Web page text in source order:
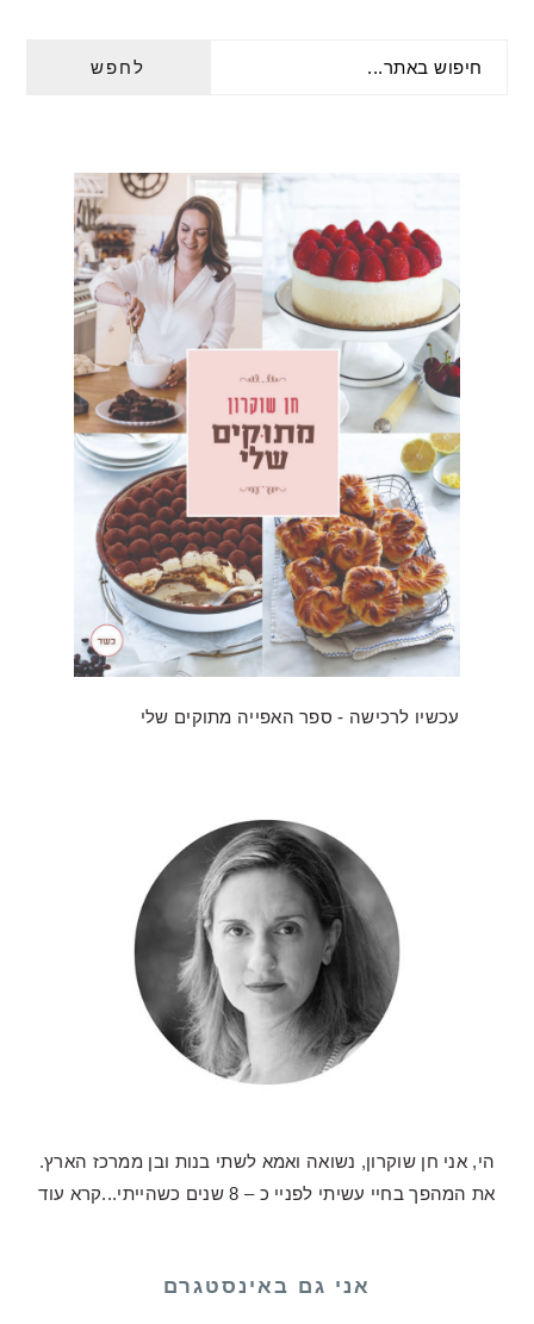
SIDEBAR
עכשיו לרכישה - ספר האפייה מתוקים שלי
הי, אני חן שוקרון, נשואה ואמא לשתי בנות ובן ממרכז הארץ.
את המהפך בחיי עשיתי לפניי כ – 8 שנים כשהייתי...
קרא עוד
אני גם באינסטגרם